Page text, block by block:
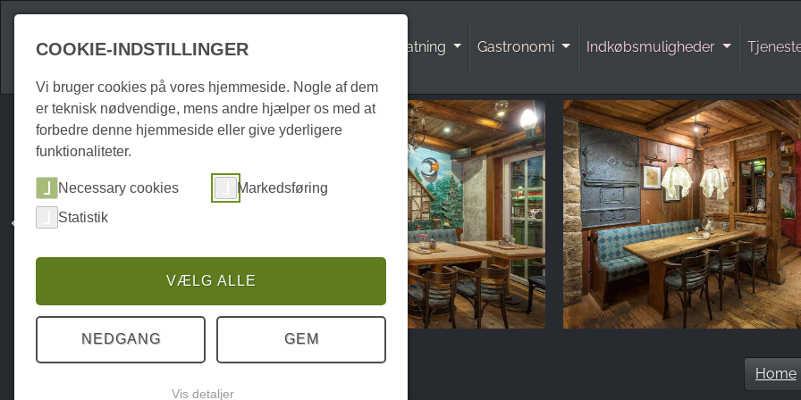
Overnatning Gastronomi Indkøbsmuligheder
Home
COOKIE-INDSTILLINGER
Vi bruger cookies på vores hjemmeside. Nogle af dem
er teknisk nødvendige, mens andre hjælper os med at
forbedre denne hjemmeside eller give yderligere
funktionaliteter.
Necessary cookies
Markedsføring
Statistik
VÆLG ALLE
NEDGANG GEM
Vis detaljer